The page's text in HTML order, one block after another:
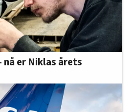
nå er Niklas årets